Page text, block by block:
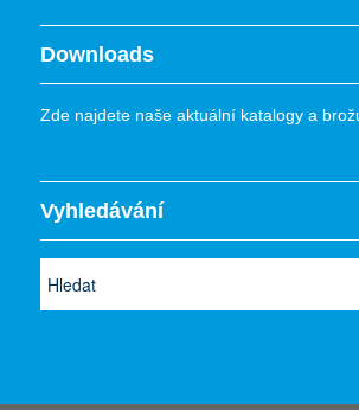
Downloads
Zde najdete naše aktuální katalogy a
Vyhledávání